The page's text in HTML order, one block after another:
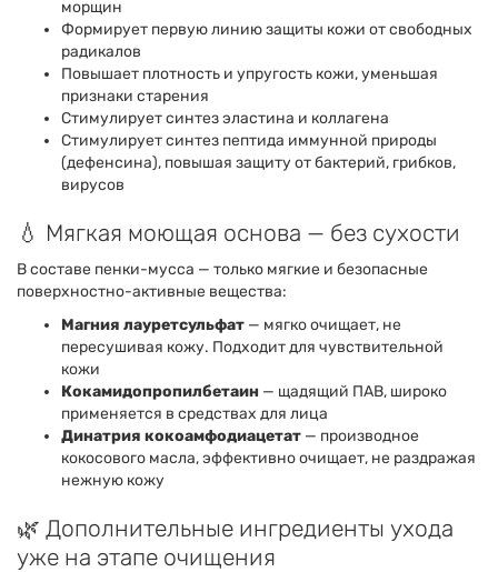
морщин
Формирует первую линию защиты кожи от свободных
радикалов
Повышает плотность и упругость кожи, уменьшая
признаки старения
Стимулирует синтез эластина и коллагена
Стимулирует синтез пептида иммунной природы
(дефенсина), повышая защиту от бактерий, грибков,
вирусов
💧 Мягкая моющая основа — без сухости
В составе пенки-мусса — только мягкие и безопасные
поверхностно-активные вещества:
Магния лауретсульфат — мягко очищает, не
пересушивая кожу. Подходит для чувствительной
кожи
Кокамидопропилбетаин — щадящий ПАВ, широко
применяется в средствах для лица
Динатрия кокоамфодиацетат — производное
кокосового масла, эффективно очищает, не раздражая
нежную кожу
🌿 Дополнительные ингредиенты ухода
уже на этапе очищения